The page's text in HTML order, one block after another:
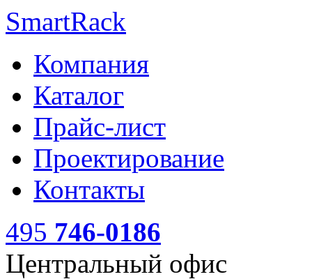
SmartRack
Компания
Каталог
Прайс-лист
Проектирование
Контакты
495 746-0186
Центральный офис